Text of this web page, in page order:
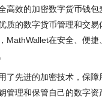
高效的加密数字货币钱包
质的数字货币管理和交
MathWallet在安全、便捷
了先进的加密技术，保
管理和保管自己的数字